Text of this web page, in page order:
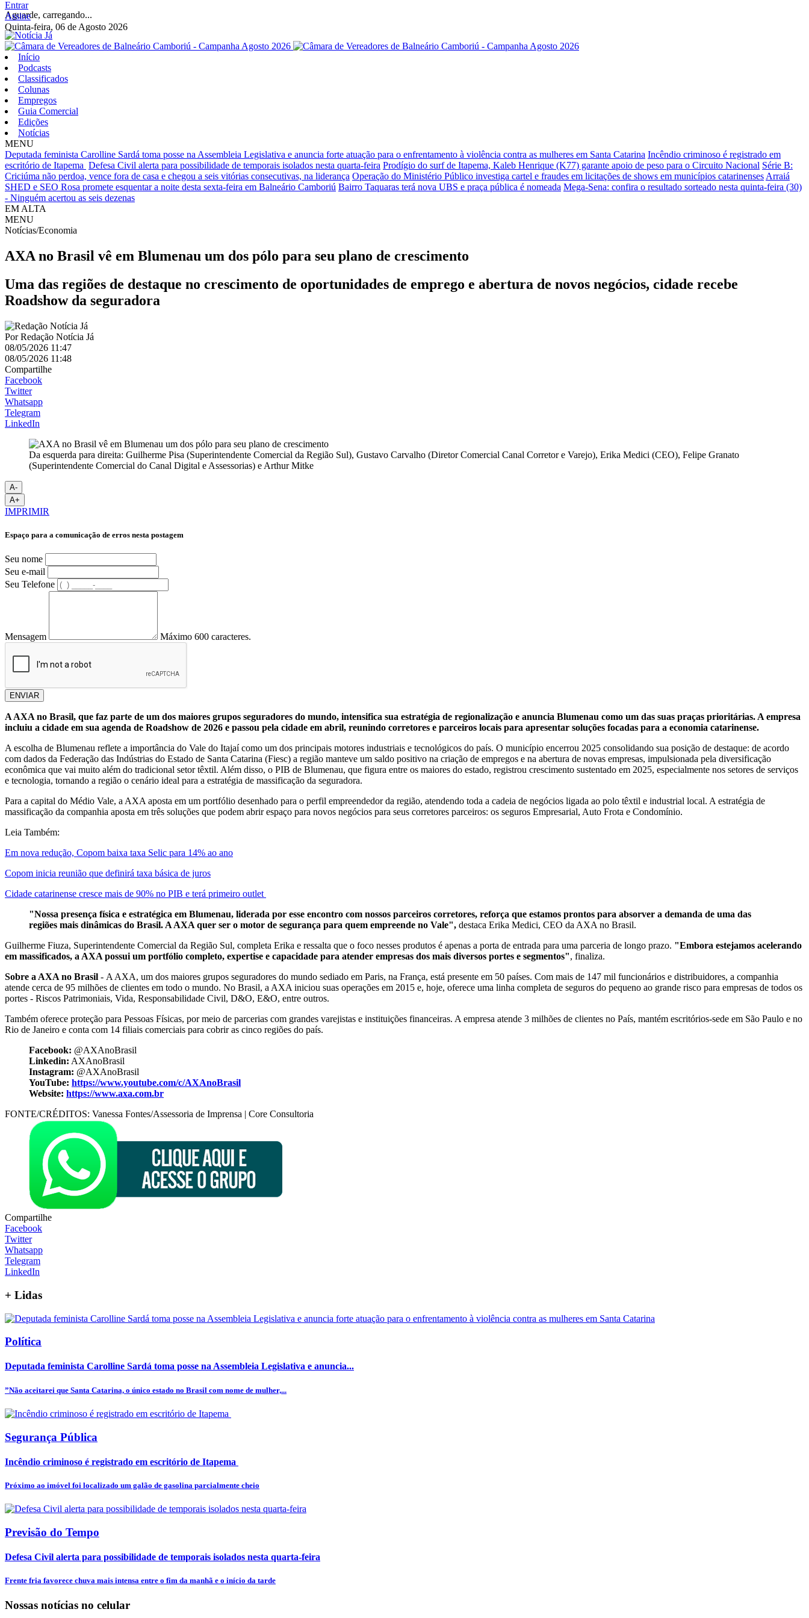
Aguarde, carregando...
Entrar
Assine
Quinta-feira, 06 de Agosto 2026
Início
Podcasts
Classificados
Colunas
Empregos
Guia Comercial
Edições
Notícias
MENU
Deputada feminista Carolline Sardá toma posse na Assembleia Legislativa e anuncia forte atuação para o enfrentamento à violência contra as mulheres em Santa Catarina Incêndio criminoso é registrado em
escritório de Itapema Defesa Civil alerta para possibilidade de temporais isolados nesta quarta-feira Prodígio do surf de Itapema, Kaleb Henrique (K77) garante apoio de peso para o Circuito Nacional Série B:
Criciúma não perdoa, vence fora de casa e chegou a seis vitórias consecutivas, na liderança Operação do Ministério Público investiga cartel e fraudes em licitações de shows em municípios catarinenses Arraiá
SHED e SEO Rosa promete esquentar a noite desta sexta-feira em Balneário Camboriú Bairro Taquaras terá nova UBS e praça pública é nomeada Mega-Sena: confira o resultado sorteado nesta quinta-feira (30)
- Ninguém acertou as seis dezenas
EM ALTA
MENU
Notícias/Economia
AXA no Brasil vê em Blumenau um dos pólo para seu plano de crescimento
Uma das regiões de destaque no crescimento de oportunidades de emprego e abertura de novos negócios, cidade recebe
Roadshow da seguradora
PorRedação Notícia Já
08/05/2026 11:47
08/05/2026 11:48
Compartilhe
Facebook
Twitter
Whatsapp
Telegram
LinkedIn
Da esquerda para direita: Guilherme Pisa (Superintendente Comercial da Região Sul), Gustavo Carvalho (Diretor Comercial Canal Corretor e Varejo), Erika Medici (CEO), Felipe Granato
(Superintendente Comercial do Canal Digital e Assessorias) e Arthur Mitke
A-
A+
IMPRIMIR
Espaço para a comunicação de erros nesta postagem
Seu nome
Seu e-mail
Seu Telefone
Mensagem Máximo 600 caracteres.
ENVIAR
A AXA no Brasil, que faz parte de um dos maiores grupos seguradores do mundo, intensifica sua estratégia de regionalização e anuncia Blumenau como um das suas praças prioritárias. A empresa
incluiu a cidade em sua agenda de Roadshow de 2026 e passou pela cidade em abril, reunindo corretores e parceiros locais para apresentar soluções focadas para a economia catarinense.
A escolha de Blumenau reflete a importância do Vale do Itajaí como um dos principais motores industriais e tecnológicos do país. O município encerrou 2025 consolidando sua posição de destaque: de acordo
com dados da Federação das Indústrias do Estado de Santa Catarina (Fiesc) a região manteve um saldo positivo na criação de empregos e na abertura de novas empresas, impulsionada pela diversificação
econômica que vai muito além do tradicional setor têxtil. Além disso, o PIB de Blumenau, que figura entre os maiores do estado, registrou crescimento sustentado em 2025, especialmente nos setores de serviços
e tecnologia, tornando a região o cenário ideal para a estratégia de massificação da seguradora.
Para a capital do Médio Vale, a AXA aposta em um portfólio desenhado para o perfil empreendedor da região, atendendo toda a cadeia de negócios ligada ao polo têxtil e industrial local. A estratégia de
massificação da companhia aposta em três soluções que podem abrir espaço para novos negócios para seus corretores parceiros: os seguros Empresarial, Auto Frota e Condomínio.
Leia Também:
Em nova redução, Copom baixa taxa Selic para 14% ao ano
Copom inicia reunião que definirá taxa básica de juros
Cidade catarinense cresce mais de 90% no PIB e terá primeiro outlet
"Nossa presença física e estratégica em Blumenau, liderada por esse encontro com nossos parceiros corretores, reforça que estamos prontos para absorver a demanda de uma das
regiões mais dinâmicas do Brasil. A AXA quer ser o motor de segurança para quem empreende no Vale", destaca Erika Medici, CEO da AXA no Brasil.
Guilherme Fiuza, Superintendente Comercial da Região Sul, completa Erika e ressalta que o foco nesses produtos é apenas a porta de entrada para uma parceria de longo prazo. "Embora estejamos acelerando
em massificados, a AXA possui um portfólio completo, expertise e capacidade para atender empresas dos mais diversos portes e segmentos", finaliza.
Sobre a AXA no Brasil - A AXA, um dos maiores grupos seguradores do mundo sediado em Paris, na França, está presente em 50 países. Com mais de 147 mil funcionários e distribuidores, a companhia
atende cerca de 95 milhões de clientes em todo o mundo. No Brasil, a AXA iniciou suas operações em 2015 e, hoje, oferece uma linha completa de seguros do pequeno ao grande risco para empresas de todos os
portes - Riscos Patrimoniais, Vida, Responsabilidade Civil, D&O, E&O, entre outros.
Também oferece proteção para Pessoas Físicas, por meio de parcerias com grandes varejistas e instituições financeiras. A empresa atende 3 milhões de clientes no País, mantém escritórios-sede em São Paulo e no
Rio de Janeiro e conta com 14 filiais comerciais para cobrir as cinco regiões do país.
Facebook: @AXAnoBrasil
Linkedin: AXAnoBrasil
Instagram: @AXAnoBrasil
YouTube: https://www.youtube.com/c/AXAnoBrasil
Website: https://www.axa.com.br
FONTE/CRÉDITOS: Vanessa Fontes/Assessoria de Imprensa | Core Consultoria
Compartilhe
Facebook
Twitter
Whatsapp
Telegram
LinkedIn
+ Lidas
Política
Deputada feminista Carolline Sardá toma posse na Assembleia Legislativa e anuncia...
”Não aceitarei que Santa Catarina, o único estado no Brasil com nome de mulher,...
Segurança Pública
Incêndio criminoso é registrado em escritório de Itapema
Próximo ao imóvel foi localizado um galão de gasolina parcialmente cheio
Previsão do Tempo
Defesa Civil alerta para possibilidade de temporais isolados nesta quarta-feira
Frente fria favorece chuva mais intensa entre o fim da manhã e o início da tarde
Nossas notícias no celular